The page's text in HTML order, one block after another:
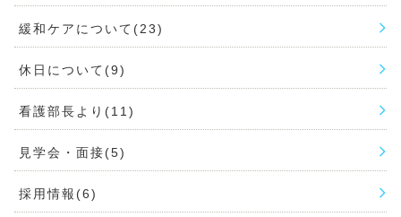
緩和ケアについて(23)
休日について(9)
看護部長より(11)
見学会・面接(5)
採用情報(6)